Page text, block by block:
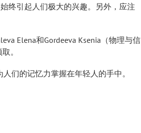
终引起人们极大的兴趣。另外，应注
Elena和Gordeeva Ksenia（物理与信
。
们的记忆力掌握在年轻人的手中。